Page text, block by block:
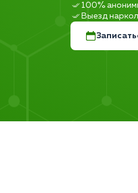
100%
Выезд